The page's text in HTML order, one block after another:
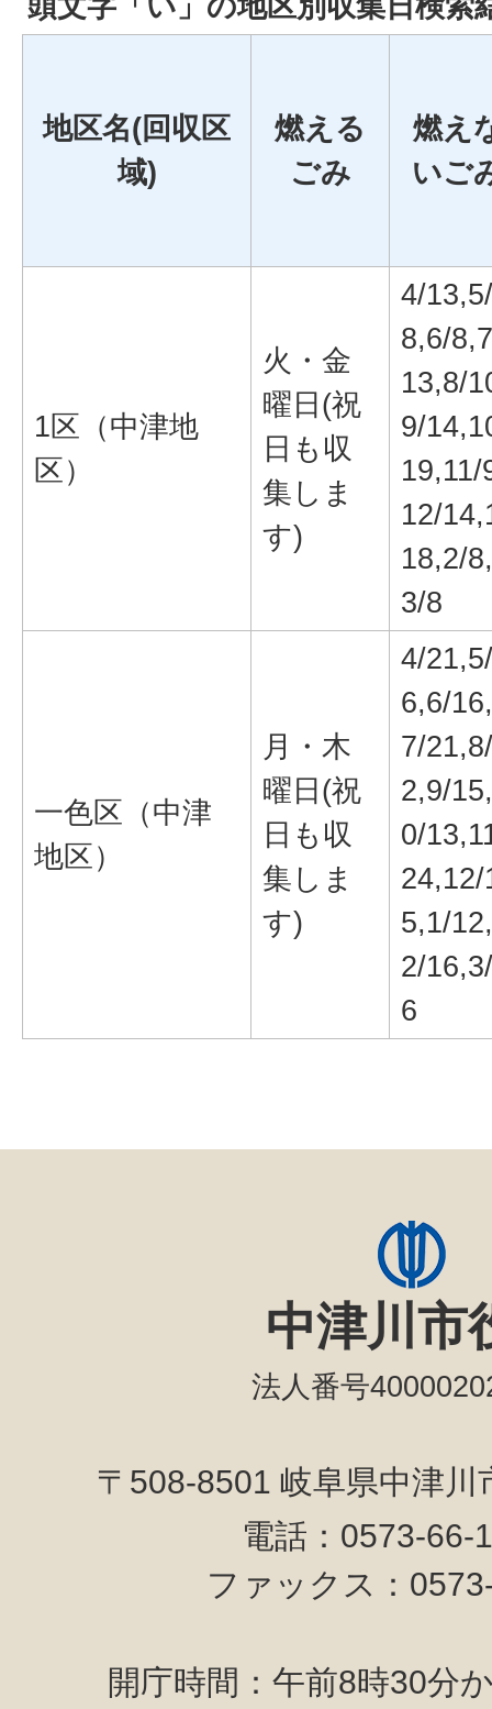
地区名(回収区
域)
燃える
ごみ
燃え
いご
1区（中津地
区）
火・金
曜日(祝
日も収
集しま
す)
4/
8,6/
13,8/
9/
19,11/
12/
18,2/8,
3/8
一色区（中津
地区）
月・木
曜日(祝
日も収
集しま
す)
4/
6,6/16,
7/
2,9/
0/
24,12/
5,1/12,
2/
6
中津川市
法人番号
〒508-8501 岐阜県中津
電話：0573-
ファックス：
開庁時間：午前8時30分